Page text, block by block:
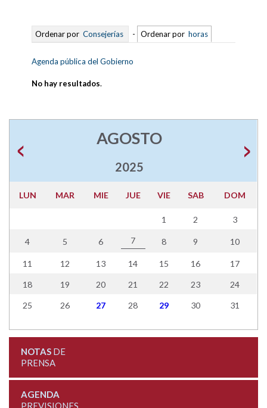
Ordenar por Consejerías - Ordenar por horas
Agenda pública del Gobierno
No hay resultados.
AGOSTO
2025
LUN MAR MIE JUE VIE SAB DOM
1 2 3
4 5 6 7 8 9 10
11 12 13 14 15 16 17
18 19 20 21 22 23 24
25 26 27 28 29 30 31
NOTASDE
PRENSA
AGENDA
PREVISIONES